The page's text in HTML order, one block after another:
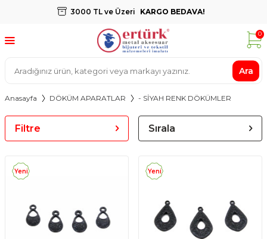
3000 TL ve Üzeri KARGO BEDAVA!
Ara
0
Anasayfa DÖKÜM APARATLAR - SİYAH RENK DÖKÜMLER
Filtre Sırala
Yeni Yeni